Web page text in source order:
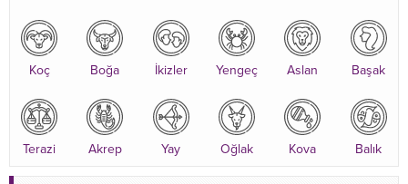
Koç Boğa İkizler Yengeç Aslan Başak
Terazi Akrep Yay Oğlak Kova Balık